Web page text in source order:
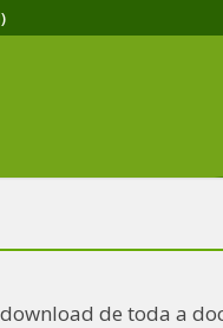
de toda a